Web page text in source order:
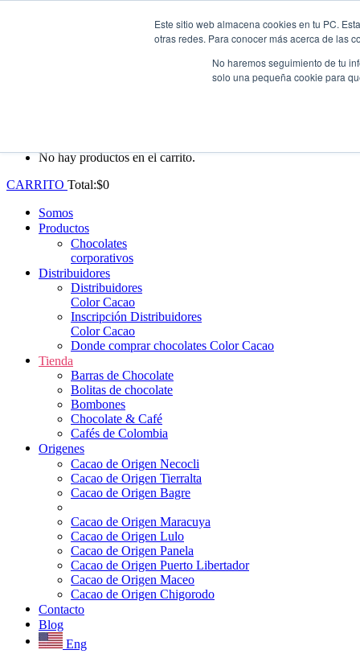
Este sitio web almacena cookies en tu PC.
otras redes. Para conocer más acerca de las
No haremos seguimiento de tu
solo una pequeña cookie para
Whatsapp: +57 (313) 552-3620 ventas@colorcacao.com
Envío gratis en Antioquia por compras superiores a $100.000.
No hay productos en el carrito.
CARRITO Total:$0
Somos
Productos
Chocolates
corporativos
Distribuidores
Distribuidores
Color Cacao
Inscripción Distribuidores
Color Cacao
Donde comprar chocolates Color Cacao
Tienda
Barras de Chocolate
Bolitas de chocolate
Bombones
Chocolate & Café
Cafés de Colombia
Origenes
Cacao de Origen Necocli
Cacao de Origen Tierralta
Cacao de Origen Bagre
Cacao de Origen Maracuya
Cacao de Origen Lulo
Cacao de Origen Panela
Cacao de Origen Puerto Libertador
Cacao de Origen Maceo
Cacao de Origen Chigorodo
Contacto
Blog
Eng